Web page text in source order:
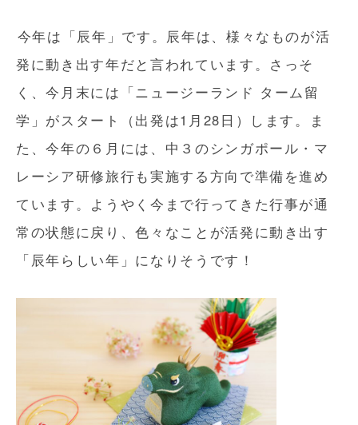
今年は「辰年」です。辰年は、様々なものが活
発に動き出す年だと言われています。さっそ
く、今月末には「ニュージーランド ターム留
学」がスタート（出発は1月28日）します。ま
た、今年の６月には、中３のシンガポール・マ
レーシア研修旅行も実施する方向で準備を進め
ています。ようやく今まで行ってきた行事が通
常の状態に戻り、色々なことが活発に動き出す
「辰年らしい年」になりそうです！